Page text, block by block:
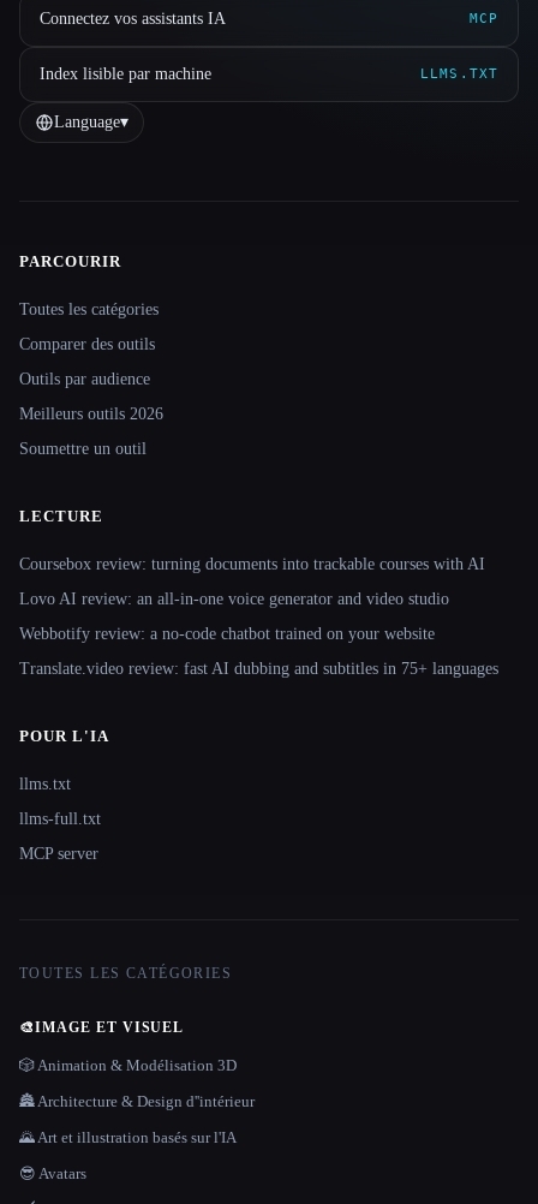
Connectez vos assistants IA MCP
Index lisible par machine LLMS.TXT
Language▾
Site navigation
PARCOURIR
Toutes les catégories
Comparer des outils
Outils par audience
Meilleurs outils 2026
Soumettre un outil
LECTURE
Coursebox review: turning documents into trackable courses with AI
Lovo AI review: an all-in-one voice generator and video studio
Webbotify review: a no-code chatbot trained on your website
Translate.video review: fast AI dubbing and subtitles in 75+ languages
POUR L'IA
llms.txt
llms-full.txt
MCP server
TOUTES LES CATÉGORIES
🎨IMAGE ET VISUEL
🎲 Animation & Modélisation 3D
🏯 Architecture & Design d''intérieur
🌄 Art et illustration basés sur l'IA
😎 Avatars